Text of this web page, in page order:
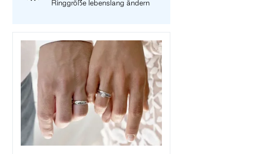
Ringgröße lebenslang ändern